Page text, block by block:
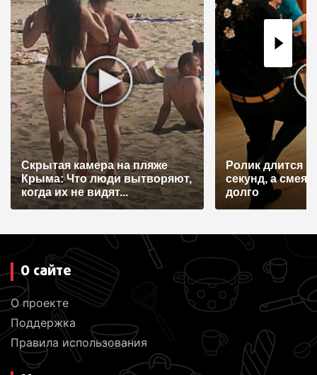
Скрытая камера на пляже
Крыма: Что люди вытворяют,
когда их не видят...
Ролик длится
секунд, а
долго
О сайте
О проекте
Поддержка
Правила использования